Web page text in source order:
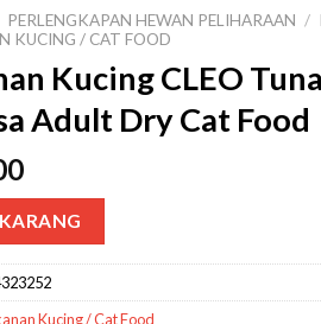
PERLENGKAPAN HEWAN PELIHARAAN /
KUCING / CAT FOOD
Kucing CLEO
Adult Dry Cat Food
Kucing / Cat Food